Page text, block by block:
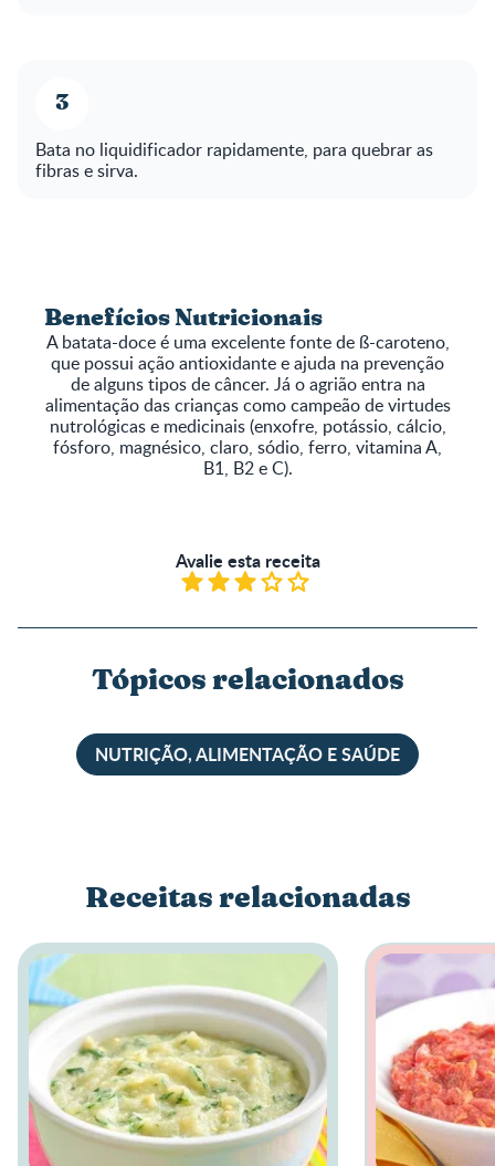
Bata no liquidificador rapidamente, para quebrar as
fibras e sirva.
Benefícios Nutricionais
A batata-doce é uma excelente fonte de ß-caroteno,
que possui ação antioxidante e ajuda na prevenção
de alguns tipos de câncer. Já o agrião entra na
alimentação das crianças como campeão de virtudes
nutrológicas e medicinais (enxofre, potássio, cálcio,
fósforo, magnésico, claro, sódio, ferro, vitamina A,
B1, B2 e C).
Avalie esta receita
Tópicos relacionados
NUTRIÇÃO, ALIMENTAÇÃO E SAÚDE
Receitas relacionadas